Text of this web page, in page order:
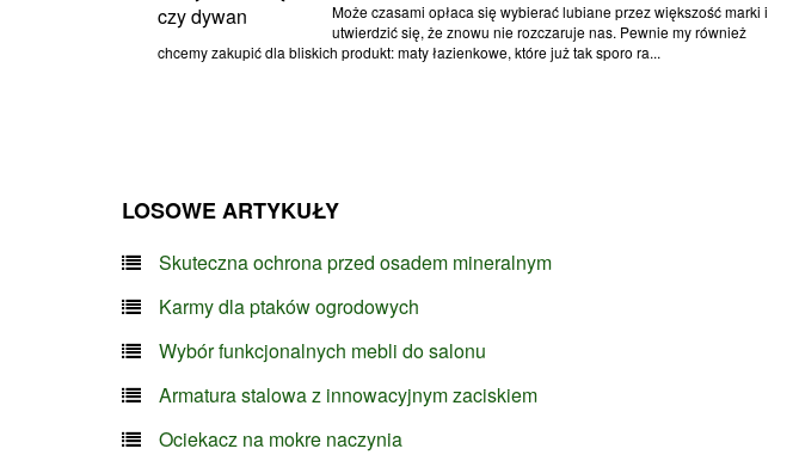
Może czasami opłaca się wybierać lubiane przez większość marki i
utwierdzić się, że znowu nie rozczaruje nas. Pewnie my również
chcemy zakupić dla bliskich produkt: maty łazienkowe, które już tak sporo ra...
LOSOWE ARTYKUŁY
Skuteczna ochrona przed osadem mineralnym
Karmy dla ptaków ogrodowych
Wybór funkcjonalnych mebli do salonu
Armatura stalowa z innowacyjnym zaciskiem
Ociekacz na mokre naczynia